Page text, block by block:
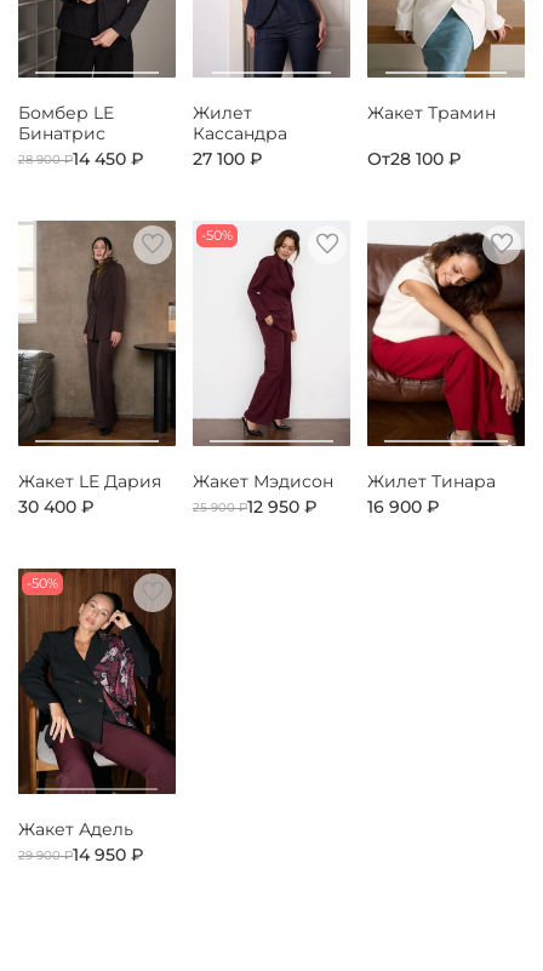
Бомбер LE
Бинатрис
28 900 ₽14 450 ₽
Жилет
Кассандра
27 100 ₽
Жакет Трамин
От28 100 ₽
Жакет LE Дария
30 400 ₽
-50%
Жакет Мэдисон
25 900 ₽12 950 ₽
Жилет Тинара
16 900 ₽
-50%
Жакет Адель
29 900 ₽14 950 ₽